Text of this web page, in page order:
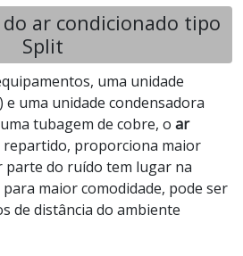
ar condicionado tipo
Split
uma unidade
uma unidade condensadora
tubagem de cobre, o ar
repartido, proporciona maior
do ruído tem lugar na
maior comodidade, pode ser
de distância do ambiente